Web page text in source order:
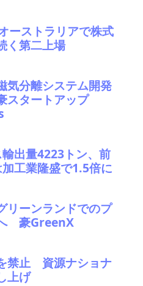
ーストラリアで株式
く第二上場
気分離システム開発
タートアップ
出量4223トン、前
工業隆盛で1.5倍に
リーンランドでのプ
豪GreenX
禁止 資源ナショナ
上げ